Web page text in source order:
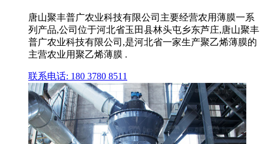
唐山聚丰普广农业科技有限公司主要经营农用薄膜一系
列产品,公司位于河北省玉田县林头屯乡东芦庄,唐山聚丰
普广农业科技有限公司,是河北省一家生产聚乙烯薄膜的
主营农业用聚乙烯薄膜 .
联系电话: 180 3780 8511